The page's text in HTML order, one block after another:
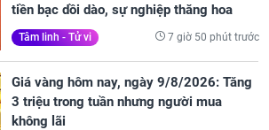
tiền bạc dồi dào, sự nghiệp thăng hoa
Tâm linh - Tử vi 7 giờ 50 phút trước
Giá vàng hôm nay, ngày 9/8/2026: Tăng
3 triệu trong tuần nhưng người mua
không lãi